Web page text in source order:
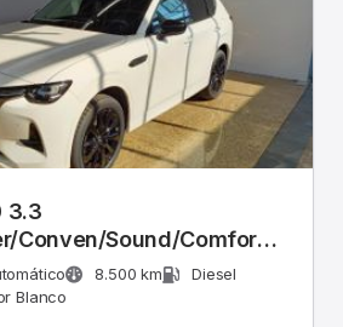
3.3
Conven/Sound/Comfort-
8.500 km
Diesel
Blanco